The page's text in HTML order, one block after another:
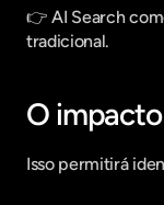
👉 AI Search
tradicional.
O
Isso permitirá